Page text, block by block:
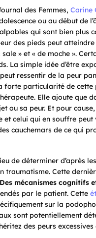
des Femmes, Carine
ou au début de
qui sont bien plus
des pieds peut
sale » et « de moche ».
La simple idée d’être
peut ressentir de la peur
forte particularité de
Elle ajoute que
ou sa peur. Et pour
et celui qui en souffre
cauchemars de ce qui
de déterminer d’après
traumatisme. Cette
Des mécanismes cognitifs
par le patient. Cette
sur la
sont potentiellement
des peurs